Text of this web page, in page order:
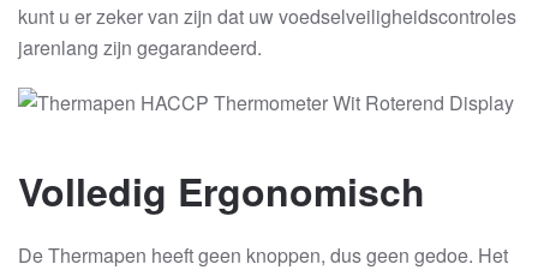
kunt u er zeker van zijn dat uw voedselveiligheidscontroles
jarenlang zijn gegarandeerd.
Volledig Ergonomisch
De Thermapen heeft geen knoppen, dus geen gedoe. Het